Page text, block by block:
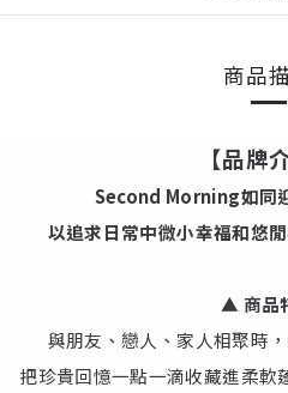
商品
【品牌
Second Morning如同
以追求日常中微小幸福和悠
▲ 商品
與朋友、戀人、家人相聚時
把珍貴回憶一點一滴收藏進柔軟